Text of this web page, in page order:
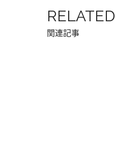
RELATED
関連記事